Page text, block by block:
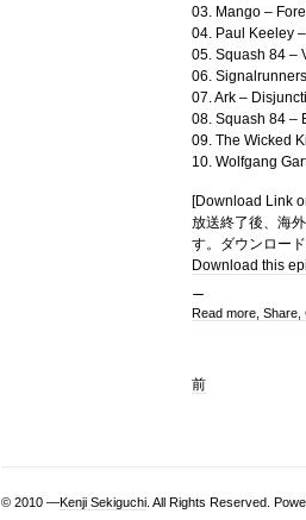
03. Mango –
04. Paul Keeley
05. Squash 84 –
06.
07. Ark –
08. Squash 84 –
09. The Wicked
10. Wolfgang
[Download Link
放送終了後、海
す。ダウンロー
Download this
Read more, Share,
前
© 2010 —Kenji Sekiguchi. All Rights Reserved.